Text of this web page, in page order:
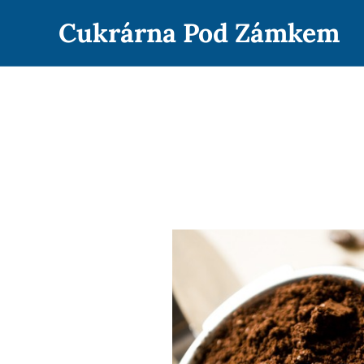
Cukrárna Pod Zámkem